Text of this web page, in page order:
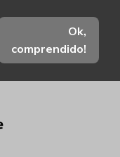
Ok,
comprendido!